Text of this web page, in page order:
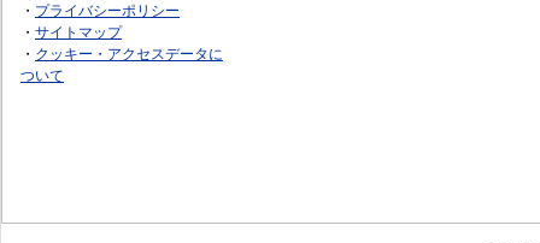
・ プライバシーポリシー
・ サイトマップ
・ クッキー・アクセスデータに
ついて